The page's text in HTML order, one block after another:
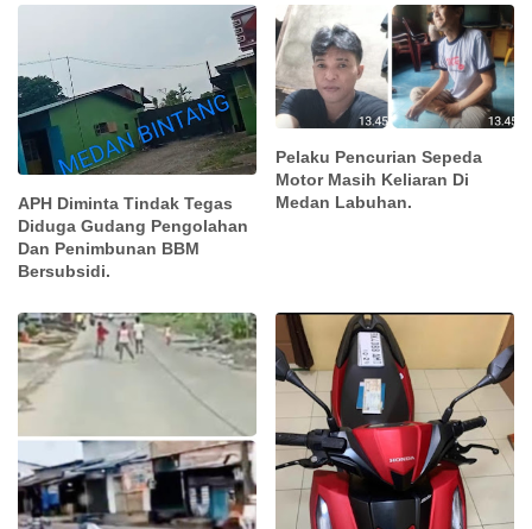
APH Diminta Tindak Tegas
Diduga Gudang Pengolahan
Dan Penimbunan BBM
Bersubsidi.
Pelaku Pencurian Sepeda
Motor Masih Keliaran Di
Medan Labuhan.